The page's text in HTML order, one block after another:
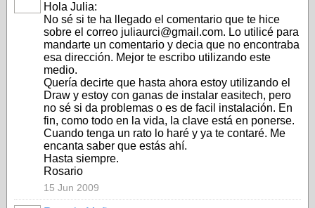
Hola Julia:
No sé si te ha llegado el comentario que te hice
sobre el correo juliaurci@gmail.com. Lo utilicé para
mandarte un comentario y decia que no encontraba
esa dirección. Mejor te escribo utilizando este
medio.
Quería decirte que hasta ahora estoy utilizando el
Draw y estoy con ganas de instalar easitech, pero
no sé si da problemas o es de facil instalación. En
fin, como todo en la vida, la clave está en ponerse.
Cuando tenga un rato lo haré y ya te contaré. Me
encanta saber que estás ahí.
Hasta siempre.
Rosario
15 Jun 2009